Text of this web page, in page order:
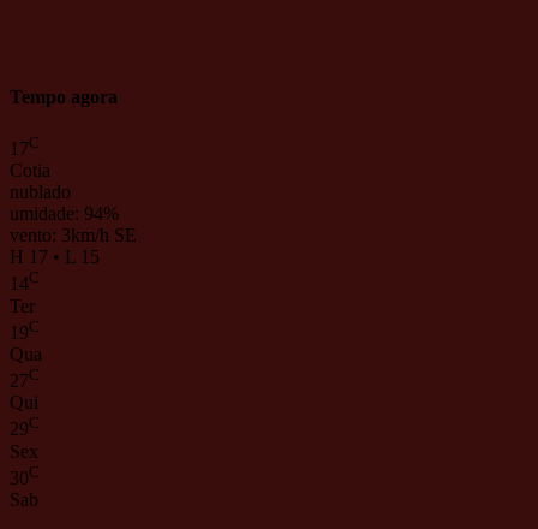
Tempo agora
17C
Cotia
nublado
umidade: 94%
vento: 3km/h SE
H 17 • L 15
14C
Ter
19C
Qua
27C
Qui
29C
Sex
30C
Sab